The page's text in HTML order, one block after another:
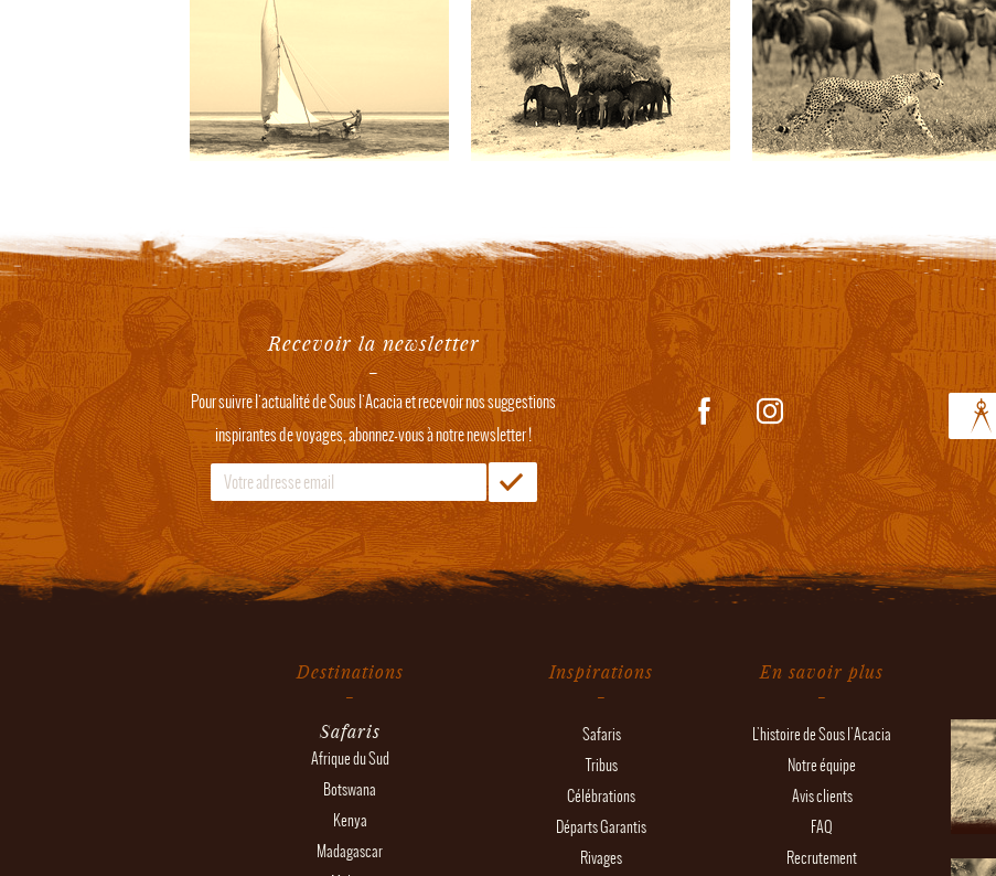
Recevoir la newsletter
Pour suivre l'actualité de Sous l'Acacia et recevoir nos suggestions
inspirantes de voyages, abonnez-vous à notre newsletter !
Destinations
Safaris
Afrique du Sud
Botswana
Kenya
Madagascar
Inspirations
Safaris
Tribus
Célébrations
Départs Garantis
Rivages
En savoir plus
L'histoire de Sous l'Acacia
Notre équipe
Avis clients
FAQ
Recrutement